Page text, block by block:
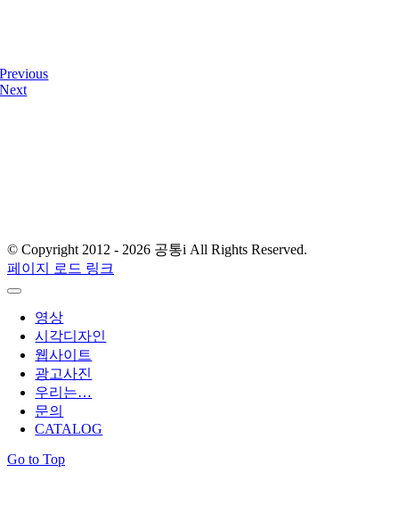
Previous
Next
© Copyright 2012 - 2026 공통i All Rights Reserved.
페이지 로드 링크
영상
시각디자인
웹사이트
광고사진
우리는…
문의
CATALOG
Go to Top